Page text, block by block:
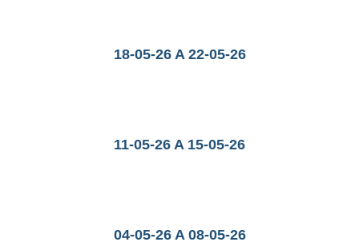
18-05-26 A 22-05-26
11-05-26 A 15-05-26
04-05-26 A 08-05-26